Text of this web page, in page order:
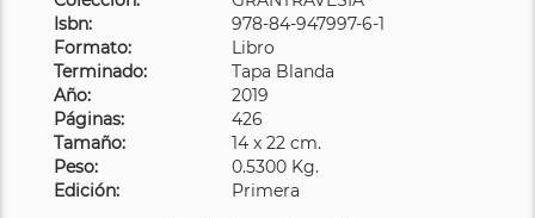
Isbn:
978-84-947997-6-1
Formato:
Libro
Terminado:
Tapa Blanda
Año:
2019
Páginas:
426
Tamaño:
14 x 22 cm.
Peso:
0.5300 Kg.
Edición:
Primera